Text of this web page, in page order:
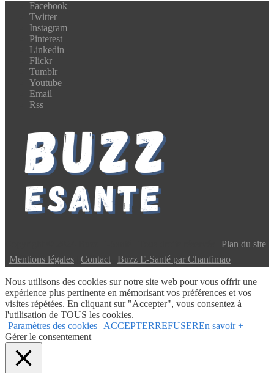
Facebook
Twitter
Instagram
Pinterest
Linkedin
Flickr
Tumblr
Youtube
Email
Rss
Plan du site
Mentions légales Contact Buzz E-Santé par Chanfimao
Nous utilisons des cookies sur notre site web pour vous offrir une
expérience plus pertinente en mémorisant vos préférences et vos
visites répétées. En cliquant sur "Accepter", vous consentez à
l'utilisation de TOUS les cookies.
Paramètres des cookies
ACCEPTERREFUSEREn savoir +
Gérer le consentement